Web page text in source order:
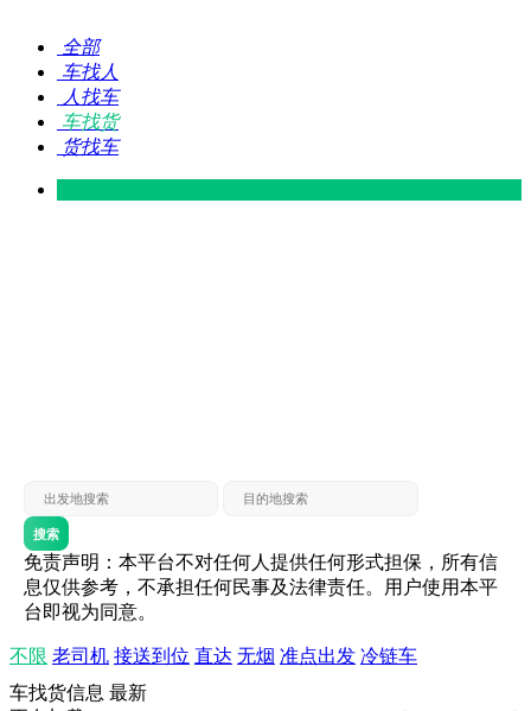
全部
车找人
人找车
车找货
货找车
搜索
免责声明：本平台不对任何人提供任何形式担保，所有信
息仅供参考，不承担任何民事及法律责任。用户使用本平
台即视为同意。
不限 老司机 接送到位 直达 无烟 准点出发 冷链车
车找货信息 最新